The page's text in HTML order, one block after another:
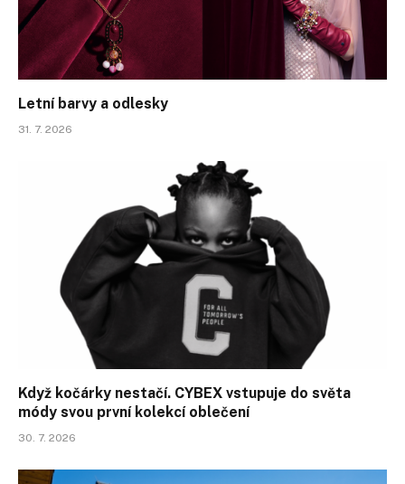
Letní barvy a odlesky
31. 7. 2026
Když kočárky nestačí. CYBEX vstupuje do světa
módy svou první kolekcí oblečení
30. 7. 2026